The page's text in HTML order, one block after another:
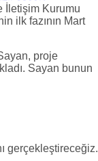
İletişim Kurumu
ilk fazının Mart
proje
Sayan bunun
gerçekleştireceğiz.